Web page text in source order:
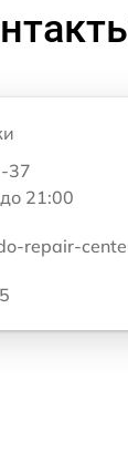
37
21:00
repair-